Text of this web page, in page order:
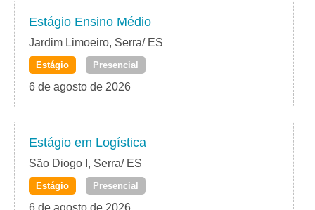
Estágio Ensino Médio
Jardim Limoeiro, Serra/ ES
Estágio Presencial
6 de agosto de 2026
Estágio em Logística
São Diogo I, Serra/ ES
Estágio Presencial